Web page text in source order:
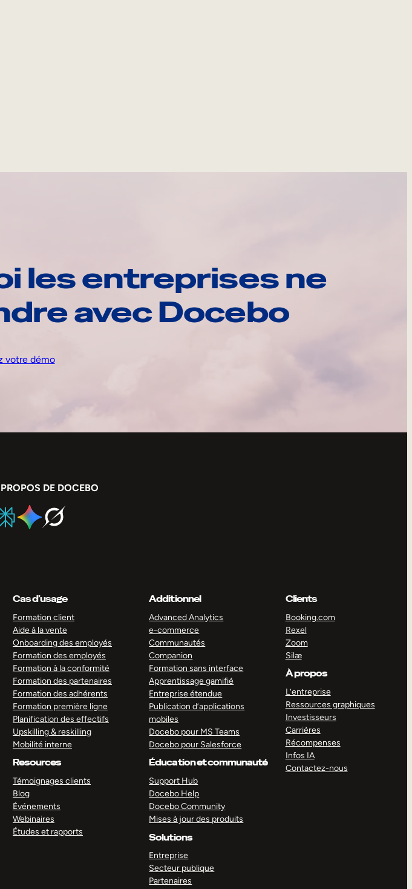
les entreprises ne
avec Docebo
votre démo
DE DOCEBO
Cas d’usage
Formation client
Aide à la vente
Onboarding des employés
Formation des employés
Formation à la conformité
Formation des partenaires
Formation des adhérents
Formation première ligne
Planification des effectifs
Upskilling & reskilling
Mobilité interne
Resources
Témoignages clients
Blog
Événements
Webinaires
Études et rapports
Additionnel
Advanced Analytics
e-commerce
Communautés
Companion
Formation sans interface
Apprentissage gamifié
Entreprise étendue
Publication d’applications
mobiles
Docebo pour MS Teams
Docebo pour Salesforce
Éducation et communauté
Support Hub
Docebo Help
Docebo Community
Mises à jour des produits
Solutions
Entreprise
Secteur publique
Partenaires
Clients
Booking.com
Rexel
Zoom
Silæ
À propos
L’entreprise
Ressources graphiques
Investisseurs
Carrières
Récompenses
Infos IA
Contactez-nous